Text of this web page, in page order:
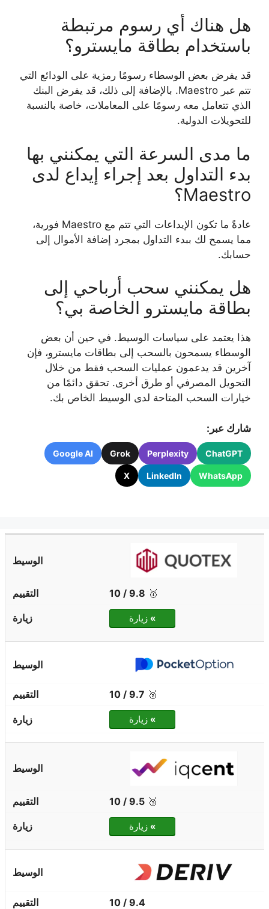
هل هناك أي رسوم مرتبطة
باستخدام بطاقة مايسترو؟
قد يفرض بعض الوسطاء رسومًا رمزية على الودائع التي
تتم عبر Maestro. بالإضافة إلى ذلك، قد يفرض البنك
الذي تتعامل معه رسومًا على المعاملات، خاصة بالنسبة
للتحويلات الدولية.
ما مدى السرعة التي يمكنني بها
بدء التداول بعد إجراء إيداع لدى
Maestro؟
عادةً ما تكون الإيداعات التي تتم مع Maestro فورية،
مما يسمح لك ببدء التداول بمجرد إضافة الأموال إلى
حسابك.
هل يمكنني سحب أرباحي إلى
بطاقة مايسترو الخاصة بي؟
هذا يعتمد على سياسات الوسيط. في حين أن بعض
الوسطاء يسمحون بالسحب إلى بطاقات مايسترو، فإن
آخرين قد يدعمون عمليات السحب فقط من خلال
التحويل المصرفي أو طرق أخرى. تحقق دائمًا من
خيارات السحب المتاحة لدى الوسيط الخاص بك.
شارك عبر:
ChatGPT
Perplexity
Grok
Google AI
WhatsApp
LinkedIn
X
🥇
9.8 / 10
» زيارة
🥈
9.7 / 10
» زيارة
🥉
9.5 / 10
» زيارة
9.4 / 10